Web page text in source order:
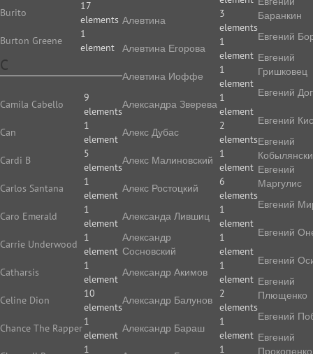
Burito
17
elements
Burton Greene
1
element
C
Camila Cabello
9
elements
Can
1
element
Cardi B
5
elements
Carlos Santana
1
element
Caro Emerald
1
element
Carrie Underwood
1
element
Catharsis
1
element
Celine Dion
10
elements
Chance The Rapper
1
element
1
Алевтина
3
elements
Алевтина Егорова
1
element
Алевтина Иоффе
1
element
Алек­сан­дра Зве­ре­ва
1
element
Алекс Дубас
2
elements
Алекс Малиновский
1
element
Алекс Ростоцкий
6
elements
Александа Лившиц
1
element
Александр
Сосновский
1
element
Александр Акимов
1
element
Александр Балунов
2
elements
Александр Бараш
1
element
1
Баранкин
Евгений
Евгений
Гришковец
Евгений
Евгений
Евгений
Евгений
Маргулис
Евгений
Евгений
Евгений
Евгений
Плющенко
Евгений
Евгений
Прокопенко